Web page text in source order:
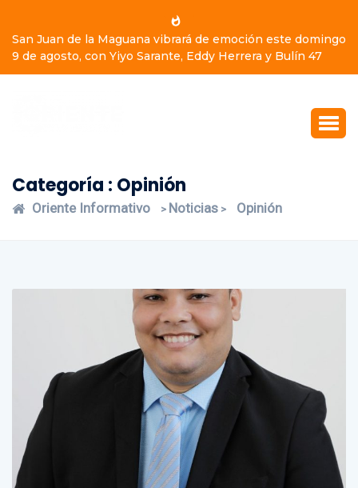
San Juan de la Maguana vibrará de emoción este domingo
9 de agosto, con Yiyo Sarante, Eddy Herrera y Bulín 47
Categoría : Opinión
Oriente Informativo > Noticias > Opinión